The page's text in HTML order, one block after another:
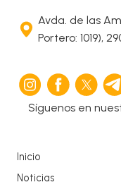
Avda. de las
Portero: 1019),
Síguenos en
Inicio
Noticias